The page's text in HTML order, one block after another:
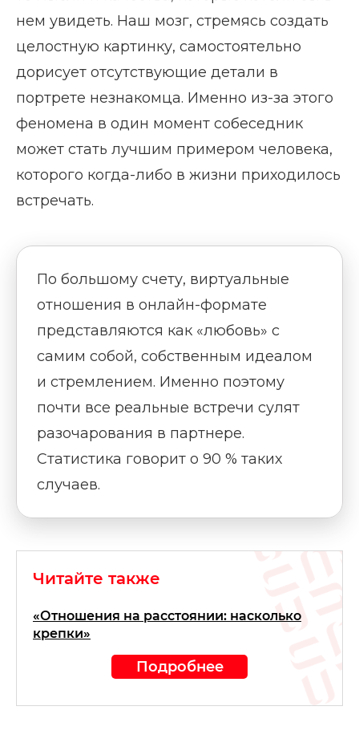
нем увидеть. Наш мозг, стремясь создать
целостную картинку, самостоятельно
дорисует отсутствующие детали в
портрете незнакомца. Именно из-за этого
феномена в один момент собеседник
может стать лучшим примером человека,
которого когда-либо в жизни приходилось
встречать.
По большому счету, виртуальные
отношения в онлайн-формате
представляются как «любовь» с
самим собой, собственным идеалом
и стремлением. Именно поэтому
почти все реальные встречи сулят
разочарования в партнере.
Статистика говорит о 90 % таких
случаев.
Читайте также
«Отношения на расстоянии: насколько
крепки»
Подробнее